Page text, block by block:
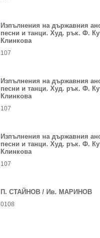
Изпълнения на държавния
песни и танци. Худ. рък. Ф.
Клинкова
107
Изпълнения на държавния
песни и танци. Худ. рък. Ф.
Клинкова
107
Изпълнения на държавния
песни и танци. Худ. рък. Ф.
Клинкова
107
П. СТАЙНОВ / Ив. МАРИНОВ
0108